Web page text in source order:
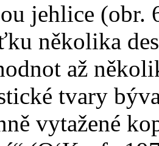
jehlice (obr.
několika
až
tvary
vytažené